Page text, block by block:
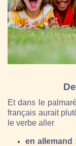
Et dans le
français aurait
le verbe aller
en allemand